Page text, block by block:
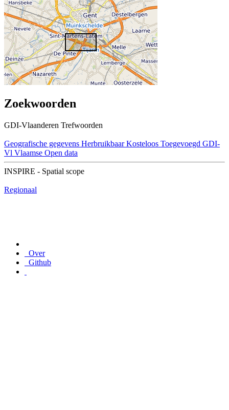
Zoekwoorden
GDI-Vlaanderen Trefwoorden
Geografische gegevens Herbruikbaar Kosteloos Toegevoegd GDI-
Vl Vlaamse Open data
INSPIRE - Spatial scope
Regionaal
Over
Github